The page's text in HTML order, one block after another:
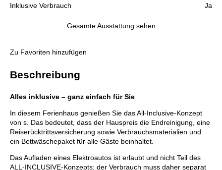
Inklusive Verbrauch
Ja
Gesamte Ausstattung sehen
Zu Favoriten hinzufügen
Beschreibung
Alles inklusive – ganz einfach für Sie
In diesem Ferienhaus genießen Sie das All-Inclusive-Konzept
von s. Das bedeutet, dass der Hauspreis die Endreinigung, eine
Reiserücktrittsversicherung sowie Verbrauchsmaterialien und
ein Bettwäschepaket für alle Gäste beinhaltet.
Das Aufladen eines Elektroautos ist erlaubt und nicht Teil des
ALL-INCLUSIVE-Konzepts; der Verbrauch muss daher separat